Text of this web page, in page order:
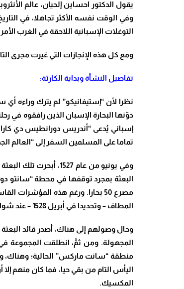
​يقول الدكتور احساين إلحيان، عالم
وفي الوقت نفسه الأكثر تجاهلا، في
التوغلات الإسبانية اللاحقة في الغرب
​ومع كل هذه الإنجازات التي غيرت مجرى
تفاصيل النشأة وبداية الكارثة:
نظرا لأن “إستيفانيكو” لم يترك وراءه
دوّنها البحارة الإسبان الذين رافقوه في
إسباني يُدعى “أندريس دورانطيس دي
تماما على المسلمين السفر إلى “العالم
البعثة بمجرد توقفها في محطة “سانتو
مصرع 50 بحارا. ورغم هذه
المطاف – وتحديدا في أبريل 1528 – عند شواطئ ما يُعرف اليوم بمدينة “سانت بيترسبرغ” في ولاية فلوريدا.
​وحال وصولهم إلى هناك، أصدر قائد البعثة
منطقة “سانت ماركس” الحالية؛ وهناك،
اليأس التام من بقي حيا، فما كان منهم
المكسيك.